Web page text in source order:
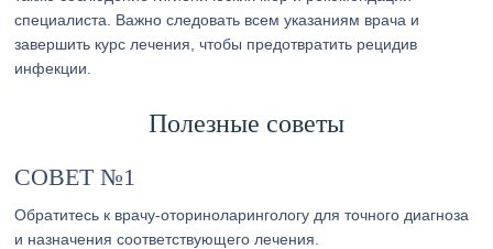
специалиста. Важно следовать всем указаниям врача и
завершить курс лечения, чтобы предотвратить рецидив
инфекции.
Полезные советы
СОВЕТ №1
Обратитесь к врачу-оториноларингологу для точного диагноза
и назначения соответствующего лечения.